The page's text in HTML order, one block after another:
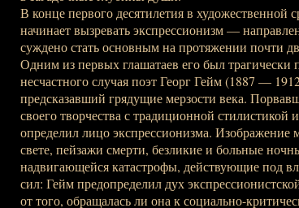
В конце первого десятилетия в художественной
начинает вызревать экспрессионизм —
суждено стать основным на протяжении почти
Одним из первых глашатаев его был трагически
несчастного случая поэт Георг Гейм (1887 —
предсказавший грядущие мерзости века.
своего творчества с традиционной стилистикой
определил лицо экспрессионизма. Изображение
свете, пейзажи смерти, безликие и больные
надвигающейся катастрофы, действующие под
сил: Гейм предопределил дух
от того, обращалась ли она к социально-